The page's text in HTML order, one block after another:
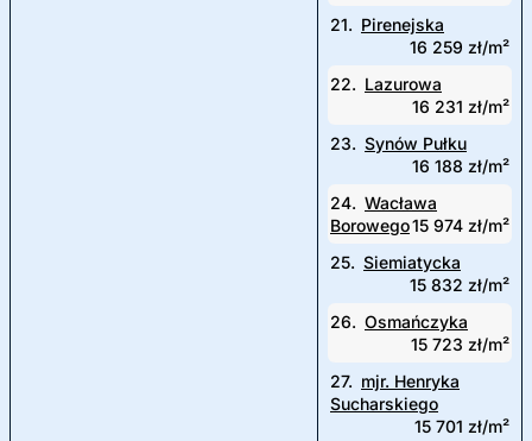
21. Pirenejska
16 259 zł/m²
22. Lazurowa
16 231 zł/m²
23. Synów Pułku
16 188 zł/m²
24. Wacława
Borowego15 974 zł/m²
25. Siemiatycka
15 832 zł/m²
26. Osmańczyka
15 723 zł/m²
27. mjr. Henryka
Sucharskiego
15 701 zł/m²